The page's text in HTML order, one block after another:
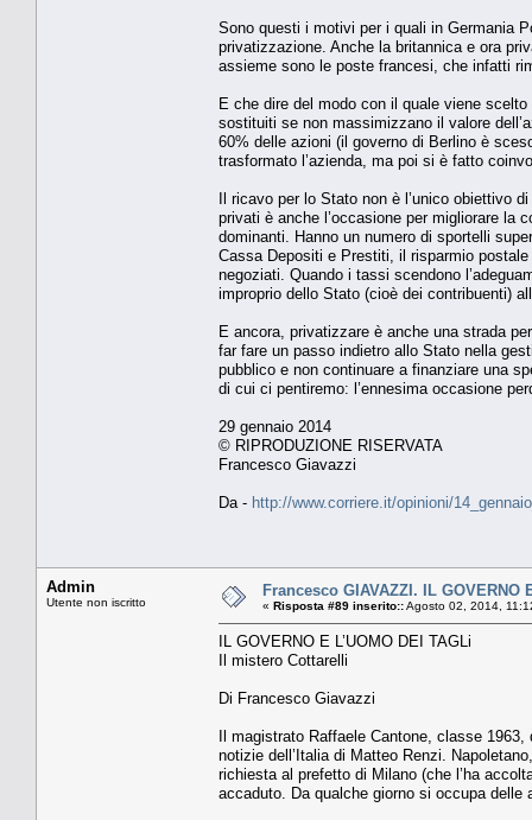
Sono questi i motivi per i quali in Germania
privatizzazione. Anche la britannica e ora
assieme sono le poste francesi, che infatti
E che dire del modo con il quale viene
sostituiti se non massimizzano il valore
60% delle azioni (il governo di Berlino è
trasformato l’azienda, ma poi si è fatto
Il ricavo per lo Stato non è l’unico obiettivo
privati è anche l’occasione per migliorare la
dominanti. Hanno un numero di sportelli
Cassa Depositi e Prestiti, il risparmio
negoziati. Quando i tassi scendono
improprio dello Stato (cioè dei contribuenti)
E ancora, privatizzare è anche una strada
far fare un passo indietro allo Stato nella
pubblico e non continuare a finanziare una
di cui ci pentiremo: l’ennesima occasione
29 gennaio 2014
© RIPRODUZIONE RISERVATA
Francesco Giavazzi
Da - http://www.corriere.it/opinioni/
Admin
Utente non iscritto
Francesco GIAVAZZI. IL
« Risposta #89 inserito::Agosto 02, 2014,
IL GOVERNO E L’UOMO DEI TAGLi
Il mistero Cottarelli
Di Francesco Giavazzi
Il magistrato Raffaele Cantone, classe 1963,
notizie dell’Italia di Matteo Renzi.
richiesta al prefetto di Milano (che l’ha
accaduto. Da qualche giorno si occupa